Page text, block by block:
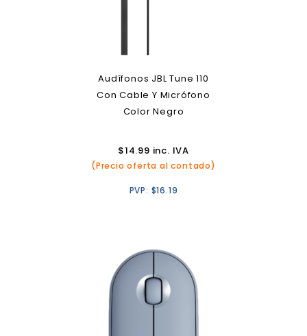
Audífonos JBL Tune 110
Con Cable Y Micrófono
Color Negro
$14.99 inc. IVA
(Precio oferta al contado)
PVP: $16.19